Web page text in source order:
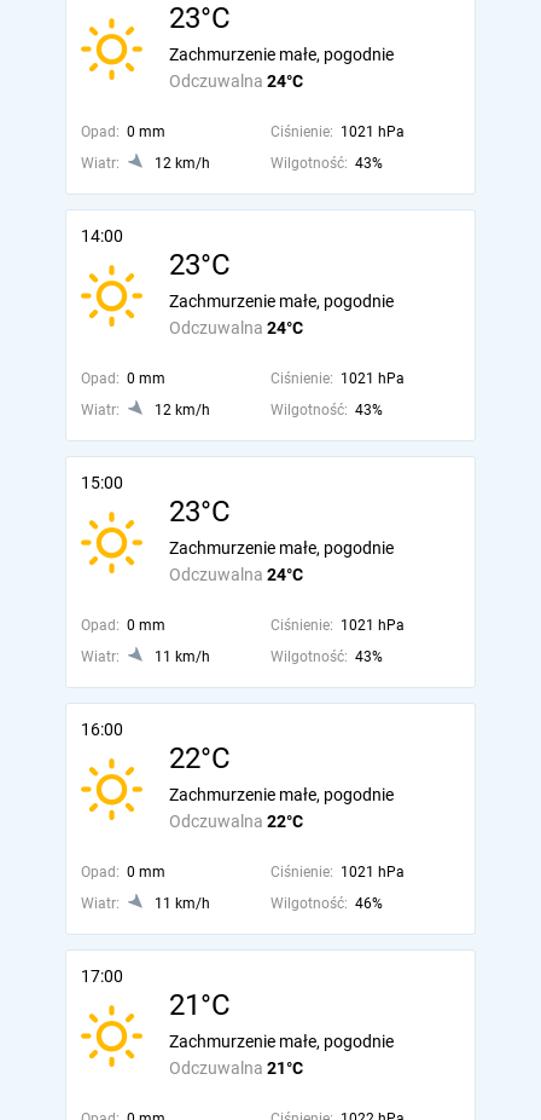
23°C
Odczuwalna 24°C
Zachmurzenie małe, pogodnie
Opad: 0 mm Ciśnienie: 1021 hPa
Wiatr:
12 km/h Wilgotność: 43%
14:00
23°C
Odczuwalna 24°C
Zachmurzenie małe, pogodnie
Opad: 0 mm Ciśnienie: 1021 hPa
Wiatr:
12 km/h Wilgotność: 43%
15:00
23°C
Odczuwalna 24°C
Zachmurzenie małe, pogodnie
Opad: 0 mm Ciśnienie: 1021 hPa
Wiatr:
11 km/h Wilgotność: 43%
16:00
22°C
Odczuwalna 22°C
Zachmurzenie małe, pogodnie
Opad: 0 mm Ciśnienie: 1021 hPa
Wiatr:
11 km/h Wilgotność: 46%
17:00
21°C
Odczuwalna 21°C
Zachmurzenie małe, pogodnie